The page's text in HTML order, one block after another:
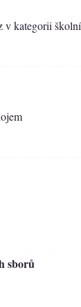
v kategorii
sborů